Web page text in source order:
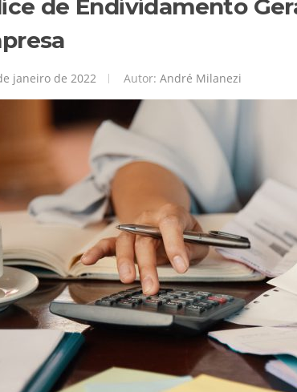
de Endividamento
janeiro de 2022 Autor: André Milanezi